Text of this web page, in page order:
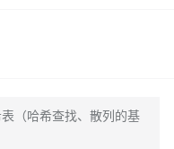
（哈希查找、散列的基